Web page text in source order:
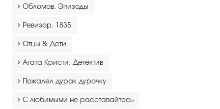
Обломов. Эпизоды
Ревизор. 1835
Отцы & Дети
Агата Кристи. Детектив
Пожалел дурак дурочку
С любимыми не расставайтесь